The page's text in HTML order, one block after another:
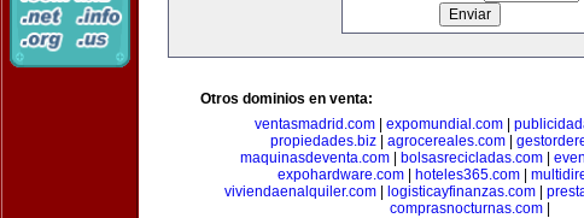
Otros dominios en venta:
ventasmadrid.com
expomundial.com
propiedades.biz| agrocereales.com|
maquinasdeventa.com
bolsasrecicladas.com
expohardware.com| hoteles365.com|
viviendaenalquiler.com
logisticayfinanzas.com
comprasnocturnas.com|